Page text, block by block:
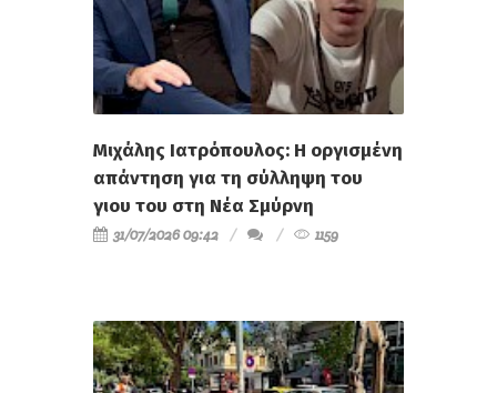
Μιχάλης Ιατρόπουλος: Η οργισμένη
απάντηση για τη σύλληψη του
γιου του στη Νέα Σμύρνη
31/07/2026 09:42 1159